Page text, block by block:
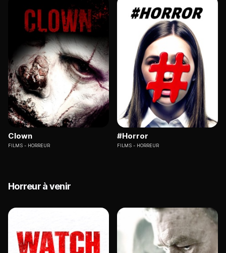
Clown
FILMS HORREUR
#Horror
FILMS HORREUR
Horreur à venir